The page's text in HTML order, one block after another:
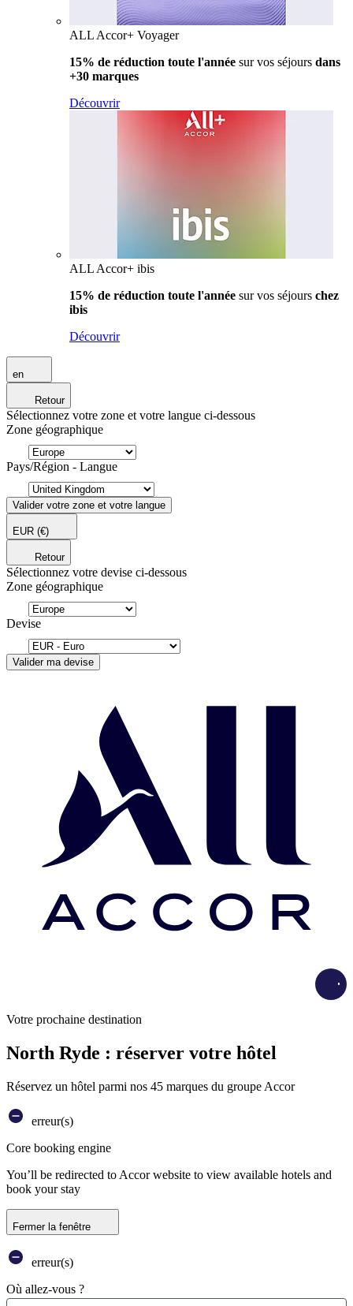
ALL Accor+ Voyager
15% de réduction toute l'année sur vos séjours dans
+30 marques
Découvrir
ALL Accor+ ibis
15% de réduction toute l'année sur vos séjours chez
ibis
Découvrir
en
Retour
Sélectionnez votre zone et votre langue ci-dessous
Zone géographique
Pays/Région - Langue
Valider votre zone et votre langue
EUR (€)
Retour
Sélectionnez votre devise ci-dessous
Zone géographique
Devise
Valider ma devise
Votre prochaine destination
North Ryde : réserver votre hôtel
Réservez un hôtel parmi nos 45 marques du groupe Accor
erreur(s)
Core booking engine
You’ll be redirected to Accor website to view available hotels and
book your stay
Fermer la fenêtre
erreur(s)
Où allez-vous ?